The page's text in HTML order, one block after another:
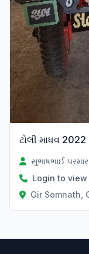
ટોલી માધવ 2022
સુભાષભાઈ પરમાર
Login to view
Gir Somnath,